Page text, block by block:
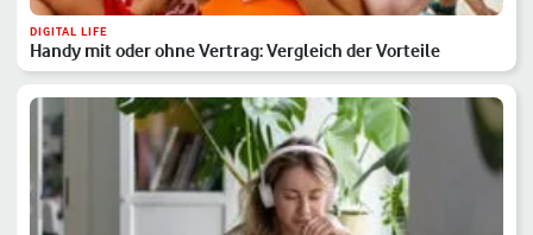
DIGITAL LIFE
Handy mit oder ohne Vertrag: Vergleich der Vorteile